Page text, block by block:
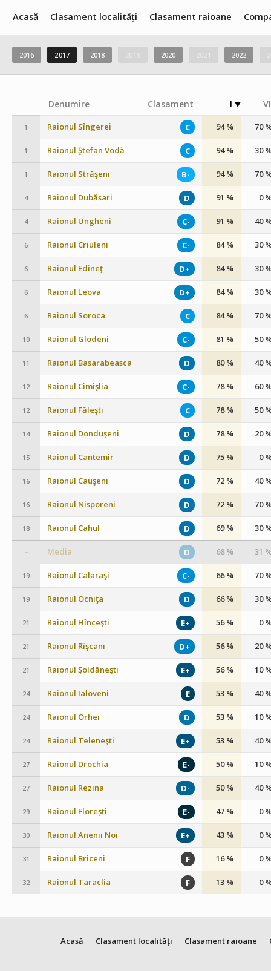
Acasă Clasament localități Clasament raioane
2016 2017 2018 2020 2022
Denumire Clasament I VI
1 Raionul Sîngerei C 94 % 70
1 Raionul Ştefan Vodă C 94 % 30
1 Raionul Străşeni B- 94 % 70
4 Raionul Dubăsari D 91 % 0
4 Raionul Ungheni C- 91 % 40
6 Raionul Criuleni C- 84 % 30
6 Raionul Edineţ D+ 84 % 30
6 Raionul Leova D+ 84 % 30
6 Raionul Soroca C 84 % 70
10 Raionul Glodeni C- 81 % 50
11 Raionul Basarabeasca D 80 % 40
12 Raionul Cimişlia C- 78 % 60
12 Raionul Făleşti C 78 % 50
14 Raionul Dondușeni D 78 % 20
15 Raionul Cantemir D 75 % 0
16 Raionul Cauşeni D 72 % 40
16 Raionul Nisporeni D 72 % 70
18 Raionul Cahul D 69 % 30
– Media D 68 % 31
19 Raionul Calaraşi C- 66 % 70
19 Raionul Ocniţa D 66 % 30
21 Raionul Hînceşti E+ 56 % 0
21 Raionul Rîşcani D+ 56 % 20
21 Raionul Şoldăneşti E+ 56 % 10
24 Raionul Ialoveni E 53 % 40
24 Raionul Orhei D 53 % 10
24 Raionul Teleneşti E+ 53 % 40
27 Raionul Drochia E- 50 % 10
27 Raionul Rezina D- 50 % 40
29 Raionul Florești E- 47 % 0
30 Raionul Anenii Noi E+ 43 % 0
31 Raionul Briceni F 16 % 0
32 Raionul Taraclia F 13 % 0
Acasă Clasament localități Clasament raioane